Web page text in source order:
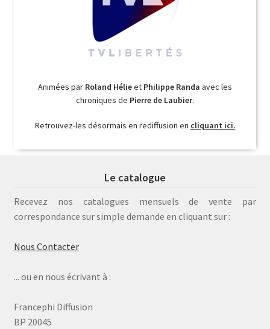
Animées par Roland Hélieet Philippe Randa avec les
chroniques de Pierre de Laubier.
Retrouvez-les désormais en rediffusion en cliquant ici.
Le catalogue
Recevez nos catalogues mensuels de vente par
correspondance sur simple demande en cliquant sur :
Nous Contacter
... ou en nous écrivant à :
Francephi Diffusion
BP 20045